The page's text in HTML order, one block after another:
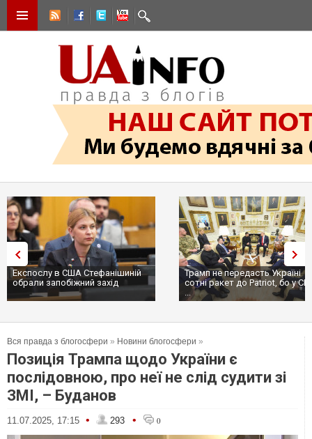
Експослу в США Стефанішиній
обрали запобіжний захід
Трамп не передасть Україні
сотні ракет до Patriot, бо у
...
Вся правда з блогосфери » Новини блогосфери »
Позиція Трампа щодо України є
послідовною, про неї не слід судити зі
ЗМІ, – Буданов
11.07.2025, 17:15 • 293 • 0